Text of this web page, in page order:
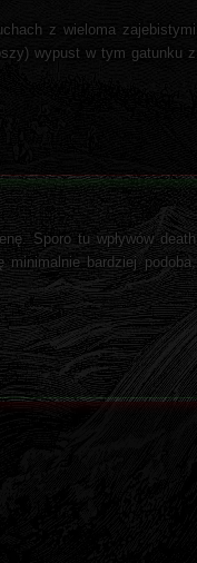
z wieloma zajebistymi
wypust w tym gatunku z
Sporo tu wpływów death
bardziej podoba,